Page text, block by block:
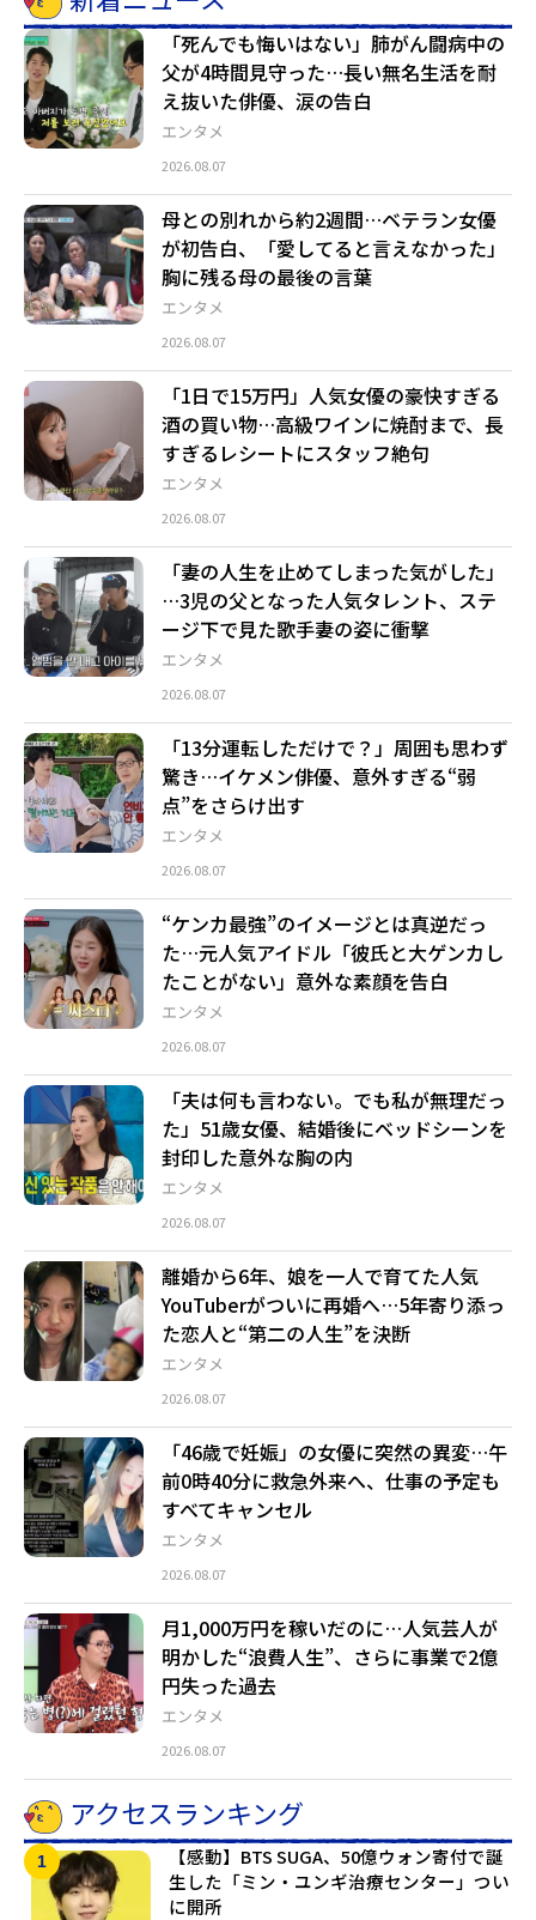
エンタメ
「死んでも悔いはない」肺がん闘病中の
父が4時間見守った…長い無名生活を耐
え抜いた俳優、涙の告白
2026.08.07
エンタメ
母との別れから約2週間…ベテラン女優
が初告白、「愛してると言えなかった」
胸に残る母の最後の言葉
2026.08.07
エンタメ
「1日で15万円」人気女優の豪快すぎる
酒の買い物…高級ワインに焼酎まで、長
すぎるレシートにスタッフ絶句
2026.08.07
エンタメ
「妻の人生を止めてしまった気がした」
…3児の父となった人気タレント、ステ
ージ下で見た歌手妻の姿に衝撃
2026.08.07
エンタメ
「13分運転しただけで？」周囲も思わず
驚き…イケメン俳優、意外すぎる“弱
点”をさらけ出す
2026.08.07
エンタメ
“ケンカ最強”のイメージとは真逆だっ
た…元人気アイドル「彼氏と大ゲンカし
たことがない」意外な素顔を告白
2026.08.07
エンタメ
「夫は何も言わない。でも私が無理だっ
た」51歳女優、結婚後にベッドシーンを
封印した意外な胸の内
2026.08.07
エンタメ
離婚から6年、娘を一人で育てた人気
YouTuberがついに再婚へ…5年寄り添っ
た恋人と“第二の人生”を決断
2026.08.07
エンタメ
「46歳で妊娠」の女優に突然の異変…午
前0時40分に救急外来へ、仕事の予定も
すべてキャンセル
2026.08.07
エンタメ
月1,000万円を稼いだのに…人気芸人が
明かした“浪費人生”、さらに事業で2億
円失った過去
2026.08.07
アクセスランキング
【感動】BTS SUGA、50億ウォン寄付で誕
生した「ミン・ユンギ治療センター」つい
に開所